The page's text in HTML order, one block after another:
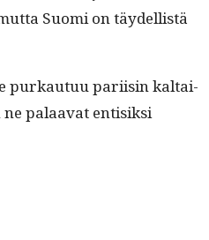
Suo­mi on täy­del­listä
purkau­tuu pari­isin kaltai­
palaa­vat entisik­si